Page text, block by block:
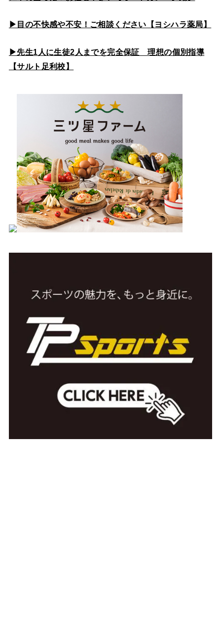
▶目の不快感や不安！ご相談ください【ヨシハラ薬局】
▶先生1人に生徒2人までを完全保証 理想の個別指導
【サルト足利校】